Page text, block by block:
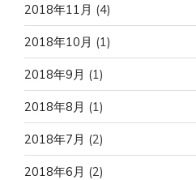
2018年11月 (4)
2018年10月 (1)
2018年9月 (1)
2018年8月 (1)
2018年7月 (2)
2018年6月 (2)